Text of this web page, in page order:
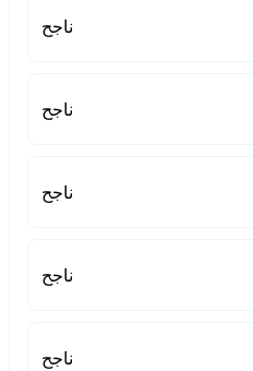
ناجح
ناجح
ناجح
ناجح
ناجح